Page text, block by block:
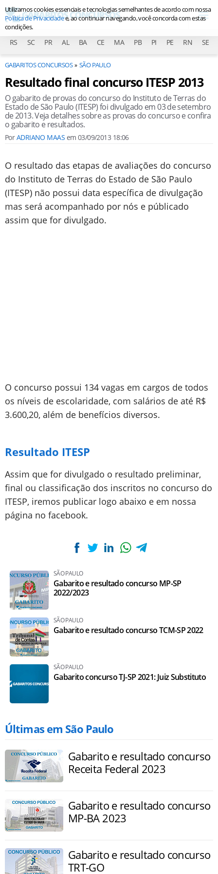
RS SC PR AL BA CE MA PB PI PE RN SE
GABARITOS CONCURSOS SÃO PAULO
Resultado final concurso ITESP 2013
O gabarito de provas do concurso do Instituto de Terras do
Estado de São Paulo (ITESP) foi divulgado em 03 de setembro
de 2013. Veja detalhes sobre as provas do concurso e confira
o gabarito e resultados.
PorADRIANO MAAS em 03/09/2013 18:06
O resultado das etapas de avaliações do concurso
do Instituto de Terras do Estado de São Paulo
(ITESP) não possui data específica de divulgação
mas será acompanhado por nós e públicado
assim que for divulgado.
O concurso possui 134 vagas em cargos de todos
os níveis de escolaridade, com salários de até R$
3.600,20, além de benefícios diversos.
Resultado ITESP
Assim que for divulgado o resultado preliminar,
final ou classificação dos inscritos no concurso do
ITESP, iremos publicar logo abaixo e em nossa
página no facebook.
SÃO PAULO
Gabarito e resultado concurso MP-SP
2022/2023
SÃO PAULO
Gabarito e resultado concurso TCM-SP 2022
SÃO PAULO
Gabarito concurso TJ-SP 2021: Juiz Substituto
Últimas em São Paulo
Gabarito e resultado concurso
Receita Federal 2023
Gabarito e resultado concurso
MP-BA 2023
Gabarito e resultado concurso
TRT-GO
Utilizamos cookies essenciais e tecnologias semelhantes de acordo com nossa
Política de Privacidadee, ao continuar navegando, você concorda com estas
condições.